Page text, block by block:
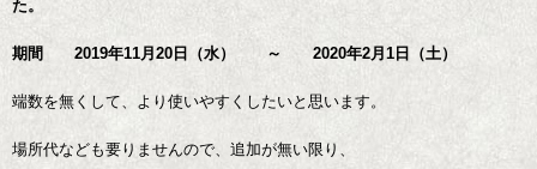
た。
期間 2019年11月20日（水） ～ 2020年2月1日（土）
端数を無くして、より使いやすくしたいと思います。
場所代なども要りませんので、追加が無い限り、